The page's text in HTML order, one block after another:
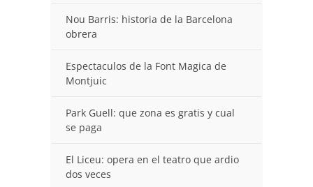
Nou Barris: historia de la Barcelona
obrera
Espectaculos de la Font Magica de
Montjuic
Park Guell: que zona es gratis y cual
se paga
El Liceu: opera en el teatro que ardio
dos veces